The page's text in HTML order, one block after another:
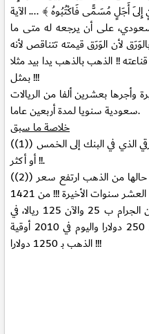
إِلَى أَجَلٍ مُسَمًّى فَاكْتُبُوهُ ﴾ .... الآية
على أن يرجعه له متى ما
لأن الوَرَق قيمته تتناقص لأنه
!! الذهب بالذهب يدا بيد مثلا
بمثل !!!
وأجرها بعشرين ألفا من الريالات
سعودية سنويا لمدة أربعين عاما.
خلاصة ما سبق
((1)) الذي في البنك إلى الخمس
!! أو أكثر.
((2))من الذهب ارتفع سعر
الذهب بالريالات خمسة أضعاف هذا في العشر سنوات الأخيرة !!! من 1421
إلى 1431 (من 2000 إلى 2010). كان الجرام ب 25 والآن 125 ريالا، في
عام 2000 كانت الأوقية أي الأونصة بـ 250 دولارا واليوم في 2010 أوقية
الذهب بـ 1250 دولارا !!!